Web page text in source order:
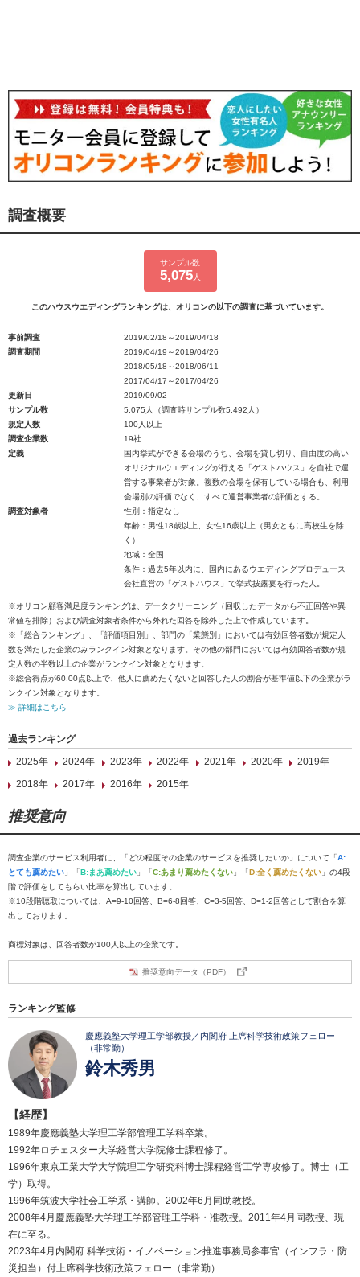
調査概要
サンプル数
5,075人
このハウスウエディングランキングは、オリコンの以下の調査に基づいています。
事前調査
2019/02/18～2019/04/18
調査期間
2019/04/19～2019/04/26
2018/05/18～2018/06/11
2017/04/17～2017/04/26
更新日
2019/09/02
サンプル数
5,075人（調査時サンプル数5,492人）
規定人数
100人以上
調査企業数
19社
定義
国内挙式ができる会場のうち、会場を貸し切り、自由度の高い
オリジナルウエディングが行える「ゲストハウス」を自社で運
営する事業者が対象。複数の会場を保有している場合も、利用
会場別の評価でなく、すべて運営事業者の評価とする。
調査対象者
性別：指定なし
年齢：男性18歳以上、女性16歳以上（男女ともに高校生を除
く）
地域：全国
条件：過去5年以内に、国内にあるウエディングプロデュース
会社直営の「ゲストハウス」で挙式披露宴を行った人。
※オリコン顧客満足度ランキングは、データクリーニング（回収したデータから不正回答や異
常値を排除）および調査対象者条件から外れた回答を除外した上で作成しています。
※「総合ランキング」、「評価項目別」、部門の「業態別」においては有効回答者数が規定人
数を満たした企業のみランクイン対象となります。その他の部門においては有効回答者数が規
定人数の半数以上の企業がランクイン対象となります。
※総合得点が60.00点以上で、他人に薦めたくないと回答した人の割合が基準値以下の企業がラ
ンクイン対象となります。
≫ 詳細はこちら
過去ランキング
2025年
2024年 2023年 2022年 2021年 2020年
2019年
2018年
2017年 2016年 2015年
推奨意向
調査企業のサービス利用者に、「どの程度その企業のサービスを推奨したいか」について「A:
とても薦めたい 」「B:まあ薦めたい 」「C:あまり薦めたくない 」「D:全く薦めたくない 」の4段
階で評価をしてもらい比率を算出しています。
※10段階聴取については、A=9-10回答、B=6-8回答、C=3-5回答、D=1-2回答として割合を算
出しております。
商標対象は、回答者数が100人以上の企業です。
推奨意向データ（PDF）
ランキング監修
慶應義塾大学理工学部教授／内閣府 上席科学技術政策フェロー
（非常勤）
鈴木秀男
【経歴】
1989年慶應義塾大学理工学部管理工学科卒業。
1992年ロチェスター大学経営大学院修士課程修了。
1996年東京工業大学大学院理工学研究科博士課程経営工学専攻修了。博士（工
学）取得。
1996年筑波大学社会工学系・講師。2002年6月同助教授。
2008年4月慶應義塾大学理工学部管理工学科・准教授。2011年4月同教授、現
在に至る。
2023年4月内閣府 科学技術・イノベーション推進事務局参事官（インフラ・防
災担当）付上席科学技術政策フェロー（非常勤）